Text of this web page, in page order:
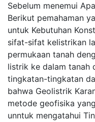
Sebelum menemui
Berikut pemahaman
untuk Kebutuhan
sifat-sifat kelistrikan
permukaan tanah
listrik ke dalam tanah
tingkatan-tingkatan
bahwa Geolistrik
metode geofisika
unntuk mengatahui